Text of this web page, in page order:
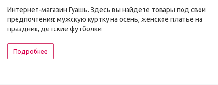
Интернет-магазин Гуашь. Здесь вы найдете товары под свои
предпочтения: мужскую куртку на осень, женское платье на
праздник, детские футболки
Подробнее